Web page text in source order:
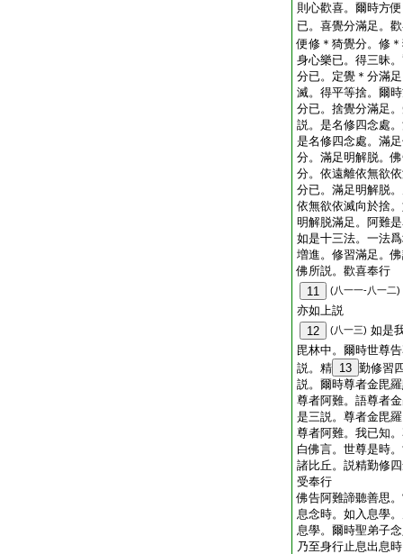
則心歡喜。爾時方
已。喜覺分滿足。
便修＊猗覺分。修
身心樂已。得三昧
分已。定覺＊分滿
滅。得平等捨。爾
分已。捨覺分滿足
説。是名修四念處
是名修四念處。滿
分。滿足明解脱。
分。依遠離依無欲
分已。滿足明解脱
依無欲依滅向於捨
明解脱滿足。阿難
如是十三法。一法
増進。修習滿足。
佛所説。歡喜奉行
11
(八一一-八一二)
亦如上説
12
(八一三) 如是
毘林中。爾時世尊
説。精 13 勤修習
説。爾時尊者金毘
尊者阿難。語尊者
是三説。尊者金毘
尊者阿難。我已知
白佛言。世尊是時
諸比丘。説精勤修
受奉行
佛告阿難諦聽善思
息念時。如入息學
息學。爾時聖弟子
乃至身行止息出息